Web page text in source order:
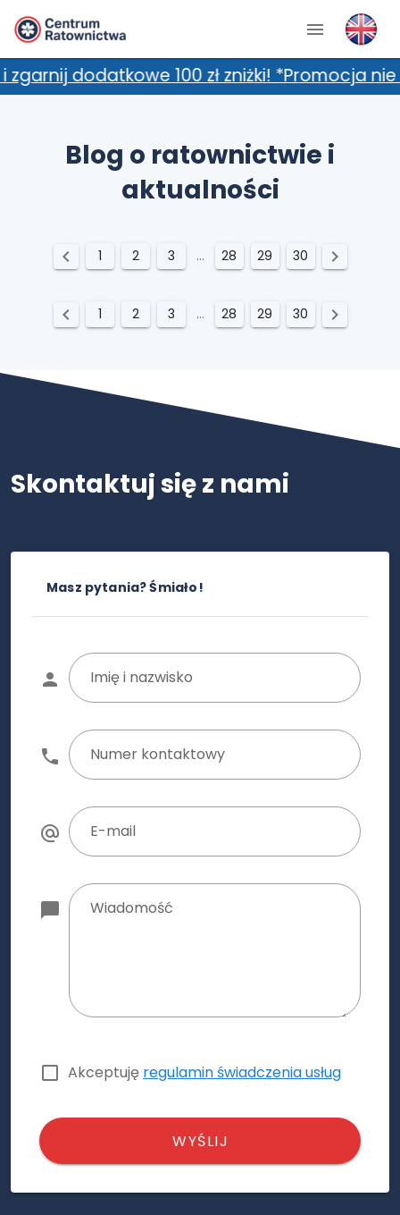
dodatkowe 100 zł zniżki! *Promocja
Blog o ratownictwie i
aktualności
1 2 3 ... 28 29 30
1 2 3 ... 28 29 30
Skontaktuj się z nami
Masz pytania? Śmiało!
Imię i nazwisko
Numer kontaktowy
E-mail
Wiadomość
Akceptuję regulamin świadczenia usług
WYŚLIJ